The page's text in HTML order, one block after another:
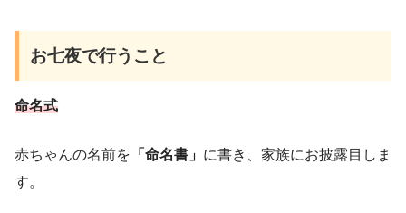
お七夜で行うこと
命名式
赤ちゃんの名前を 「命名書」 に書き、家族にお披露目しま
す。